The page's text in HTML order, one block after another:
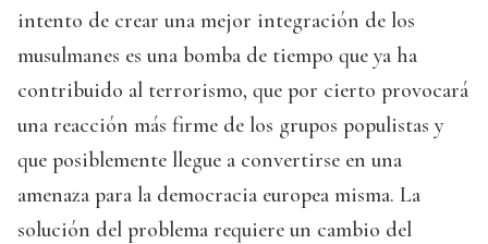
intento de crear una mejor integración de los
musulmanes es una bomba de tiempo que ya ha
contribuido al terrorismo, que por cierto provocará
una reacción más firme de los grupos populistas y
que posiblemente llegue a convertirse en una
amenaza para la democracia europea misma. La
solución del problema requiere un cambio del